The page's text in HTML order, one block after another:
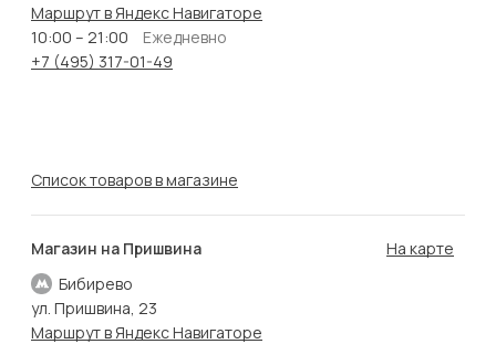
Маршрут в Яндекс Навигаторе
10:00 – 21:00
Ежедневно
+7 (495) 317-01-49
Список товаров в магазине
Магазин на Пришвина
Бибирево
На карте
ул. Пришвина, 23
Маршрут в Яндекс Навигаторе